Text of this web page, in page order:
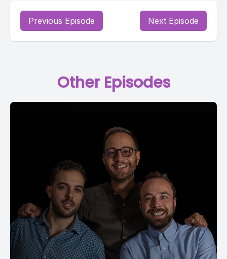
Previous Episode Next Episode
Other Episodes